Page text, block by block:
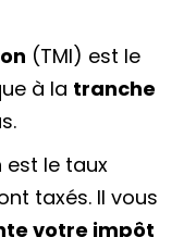
(TMI) est le
à la tranche
est le taux
taxés. Il vous
votre impôt